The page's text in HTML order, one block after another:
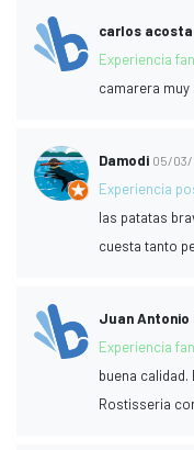
carlos acosta
Experiencia
camarera muy
Damodi 05/
Experiencia
las patatas
cuesta tanto
Juan Antonio
Experiencia
buena
Rostisseria